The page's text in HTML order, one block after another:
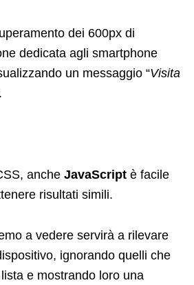
dei 600px di
dedicata agli smartphone
un messaggio “Visita
anche JavaScript è facile
risultati simili.
a vedere servirà a rilevare
ignorando quelli che
e mostrando loro una